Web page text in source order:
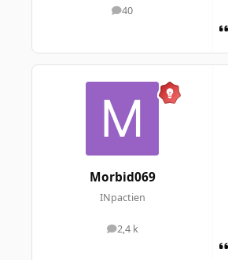
40
messages
Morbid069
INpactien
2,4 k
messages